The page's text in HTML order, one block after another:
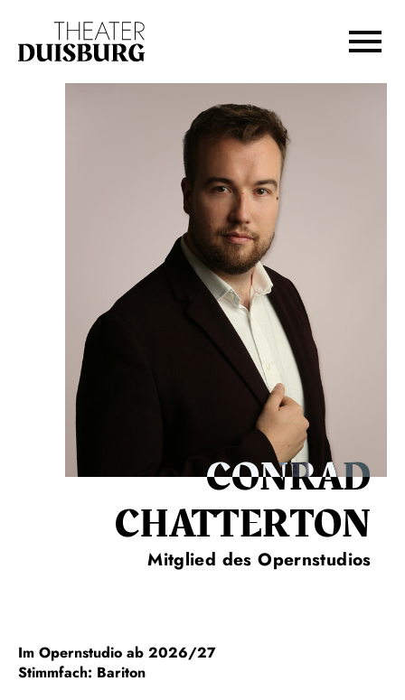
Zur Hauptnavigation springen
Zum Footer springen
CONRAD
CHATTERTON
Mitglied des Opernstudios
Im Opernstudio ab 2026/27
Stimmfach: Bariton